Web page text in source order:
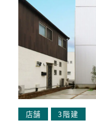
店舗 3階建